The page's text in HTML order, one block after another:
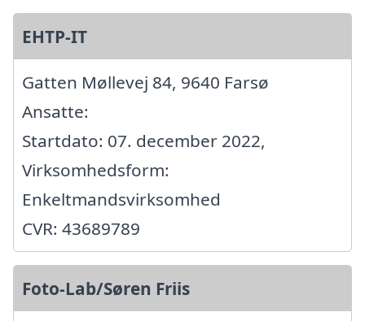
EHTP-IT
Gatten Møllevej 84, 9640 Farsø
Ansatte:
Startdato: 07. december 2022,
Virksomhedsform:
Enkeltmandsvirksomhed
CVR: 43689789
Foto-Lab/Søren Friis